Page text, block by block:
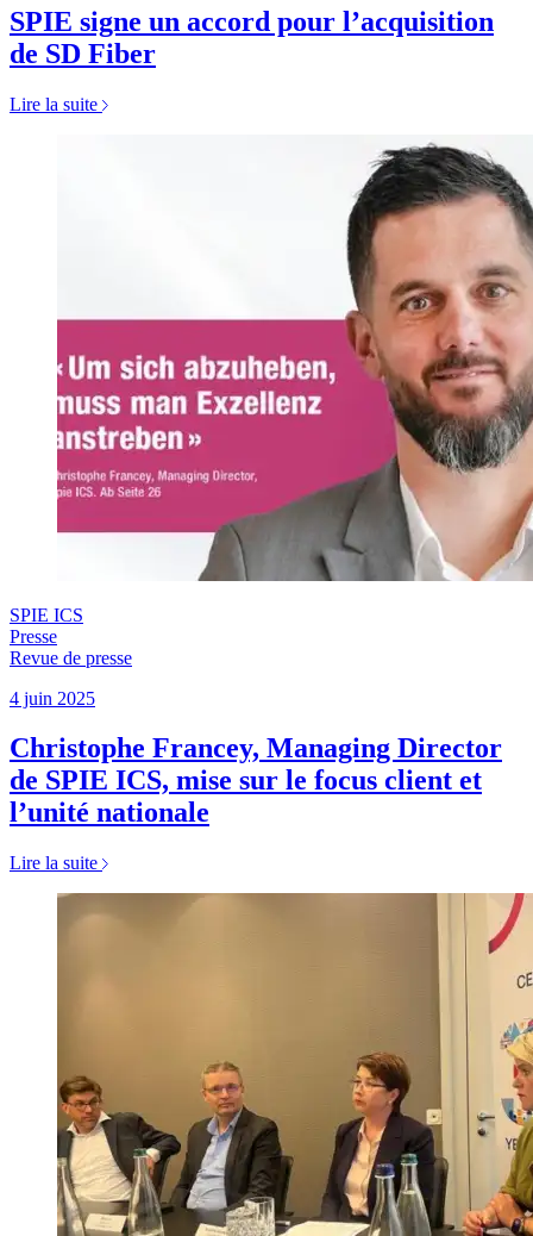
SPIE signe un accord pour l’acquisition
de SD Fiber
Lire la suite
SPIE ICS
Presse
Revue de presse
4 juin 2025
Christophe Francey, Managing Director
de SPIE ICS, mise sur le focus client et
l’unité nationale
Lire la suite